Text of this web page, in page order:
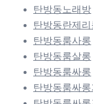
탄방동노래방
탄방동란제리
탄방동룸사롱
탄방동룸살롱
탄방동룸싸롱
탄방동룸싸롱